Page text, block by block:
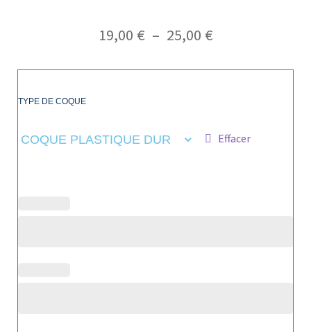
19,00 € – 25,00 €
TYPE DE COQUE
Effacer